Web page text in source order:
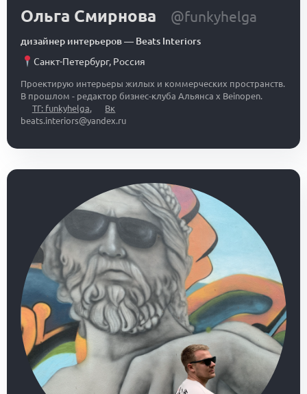
Ольга Смирнова @funkyhelga
дизайнер интерьеров— Beats Interiors
Санкт-Петербург, Россия
Проектирую интерьеры жилых и коммерческих пространств.
В прошлом - редактор бизнес-клуба Альянса x Beinopen.
ТГ: funkyhelga
Вк
beats.interiors@yandex.ru